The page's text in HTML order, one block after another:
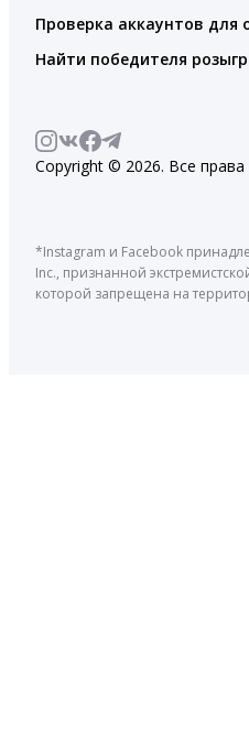
Проверка аккаунтов для
Найти победителя
Copyright © 2026. Все
*Instagram и Facebook
Inc., признанной
которой запрещена на